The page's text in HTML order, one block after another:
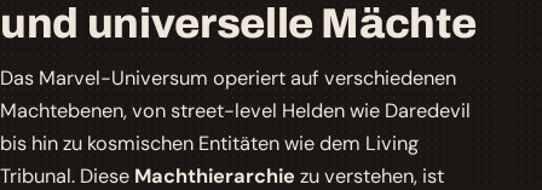
und universelle Mächte
Das Marvel-Universum operiert auf verschiedenen
Machtebenen, von street-level Helden wie Daredevil
bis hin zu kosmischen Entitäten wie dem Living
Tribunal. DieseMachthierarchie zu verstehen, ist